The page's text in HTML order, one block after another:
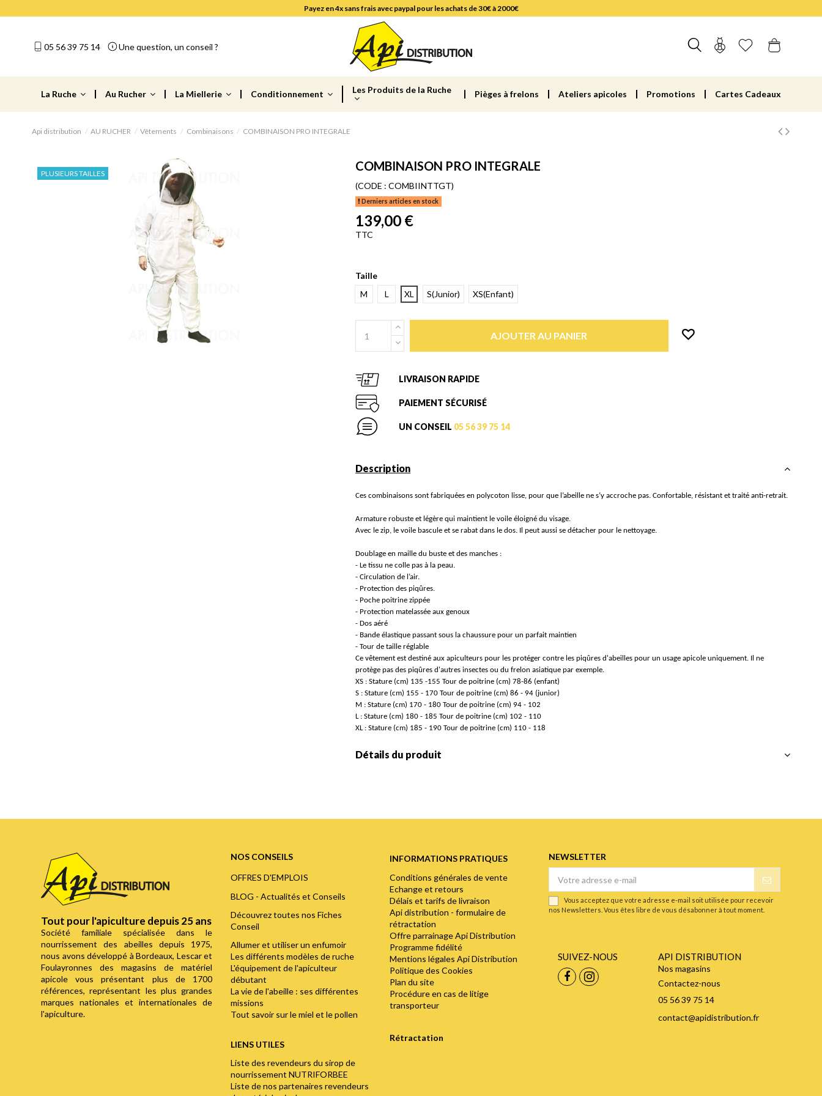
Payez en 4x sans frais avec paypal pour les achats de 30€ à 2000€
05 56 39 75 14 Une question, un conseil ?
La Ruche Au Rucher La Miellerie Conditionnement Les Produits de la Ruche Pièges à frelons Ateliers apicoles Promotions Cartes Cadeaux
Api distribution AU RUCHER Vêtements Combinaisons COMBINAISON PRO INTEGRALE
PLUSIEURS TAILLES
COMBINAISON PRO INTEGRALE
(CODE : COMBIINTTGT)
Derniers articles en stock
139,00 €
TTC
Taille
M
L XL S(Junior) XS(Enfant)
AJOUTER AU PANIER
LIVRAISON RAPIDE
PAIEMENT SÉCURISÉ
UN CONSEIL 05 56 39 75 14
Description
Ces combinaisons sont fabriquées en polycoton lisse, pour que l’abeille ne s’y accroche pas. Confortable, résistant et traité anti-retrait.
Armature robuste et légère qui maintient le voile éloigné du visage.
Avec le zip, le voile bascule et se rabat dans le dos. Il peut aussi se détacher pour le nettoyage.
Doublage en maille du buste et des manches :
- Le tissu ne colle pas à la peau.
- Circulation de l’air.
- Protection des piqûres.
- Poche poitrine zippée
- Protection matelassée aux genoux
- Dos aéré
- Bande élastique passant sous la chaussure pour un parfait maintien
- Tour de taille réglable
Ce vêtement est destiné aux apiculteurs pour les protéger contre les piqûres d'abeilles pour un usage apicole uniquement. Il ne
protège pas des piqûres d'autres insectes ou du frelon asiatique par exemple.
XS : Stature (cm) 135 -155 Tour de poitrine (cm) 78-86 (enfant)
S : Stature (cm) 155 - 170 Tour de poitrine (cm) 86 - 94 (junior)
M : Stature (cm) 170 - 180 Tour de poitrine (cm) 94 - 102
L : Stature (cm) 180 - 185 Tour de poitrine (cm) 102 - 110
XL : Stature (cm) 185 - 190 Tour de poitrine (cm) 110 - 118
Détails du produit
Tout pour l'apiculture depuis 25 ans
Société familiale spécialisée dans le
nourrissement des abeilles depuis 1975,
nous avons développé à Bordeaux, Lescar et
Foulayronnes des magasins de matériel
apicole vous présentant plus de 1700
références, représentant les plus grandes
marques nationales et internationales de
l'apiculture.
NOS CONSEILS
OFFRES D'EMPLOIS
BLOG - Actualités et Conseils
Découvrez toutes nos Fiches
Conseil
Allumer et utiliser un enfumoir
Les différents modèles de ruche
L'équipement de l'apiculteur
débutant
La vie de l'abeille : ses différentes
missions
Tout savoir sur le miel et le pollen
LIENS UTILES
Liste des revendeurs du sirop de
nourrissement NUTRIFORBEE
Liste de nos partenaires revendeurs
INFORMATIONS PRATIQUES
Conditions générales de vente
Echange et retours
Délais et tarifs de livraison
Api distribution - formulaire de
rétractation
Offre parrainage Api Distribution
Programme fidélité
Mentions légales Api Distribution
Politique des Cookies
Plan du site
Procédure en cas de litige
transporteur
Rétractation
NEWSLETTER
Vous acceptez que votre adresse e-mail soit utilisée pour recevoir
nos Newsletters. Vous êtes libre de vous désabonner à tout moment.
SUIVEZ-NOUS API DISTRIBUTION
Nos magasins
Contactez-nous
05 56 39 75 14
contact@apidistribution.fr